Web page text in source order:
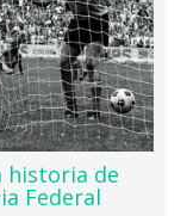
historia de
Federal